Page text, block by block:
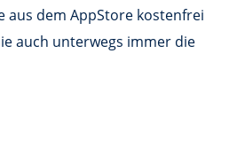
aus dem AppStore kostenfrei
auch unterwegs immer die